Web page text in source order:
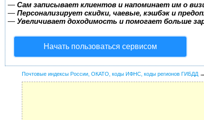
— Сам записывает клиентов и напоминает им о
— Персонализирует скидки, чаевые, кэшбэк и
— Увеличивает доходимость и помогает больше
Начать пользоваться сервисом
Почтовые индексы России, ОКАТО, коды ИФНС, коды регионов ГИБДД →